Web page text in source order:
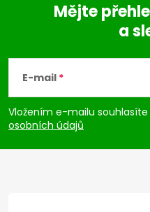
p
a
Mějte
a
E-mail
Vložením e-mailu souhlasíte
osobních údajů